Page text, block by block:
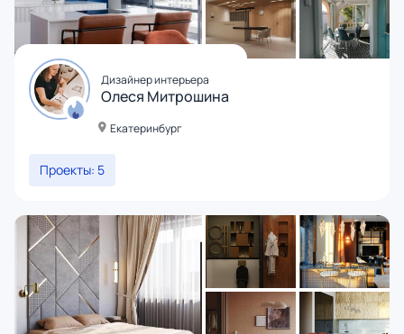
Дизайнер интерьера
Олеся Митрошина
Екатеринбург
Проекты: 5